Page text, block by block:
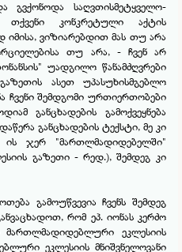
გვქონოდა საღვთისმეტყველო-
თქვენი კონკრეტული აქტის
იმისა, ვიზიარებდით მას თუ არა
თუ არა, - ჩვენ არ
უადგილო წანამძღვრები
ასეთ უპასუხისმგებლო
ჩვენი შემდგომი ურთიერთობები
განცხადების გამოქვეყნება
განცხადების ტექსტი, მე კი
ის ჯერ "მართლმადიდებელში"
გაზეთი - რედ.), შემდეგ კი
გამოუწვევია ჩვენს შემდეგ
რომ ეპ. იონას კერძო
მართლმადიდებლური ეკლესიის
ეკლესიის მნიშვნელოვანი